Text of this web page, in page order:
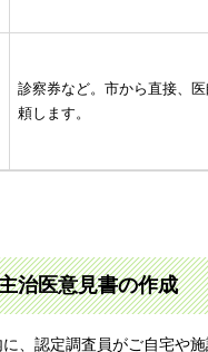
診察券など。市から直接、
頼します。
治医意見書の作成
、認定調査員がご自宅や